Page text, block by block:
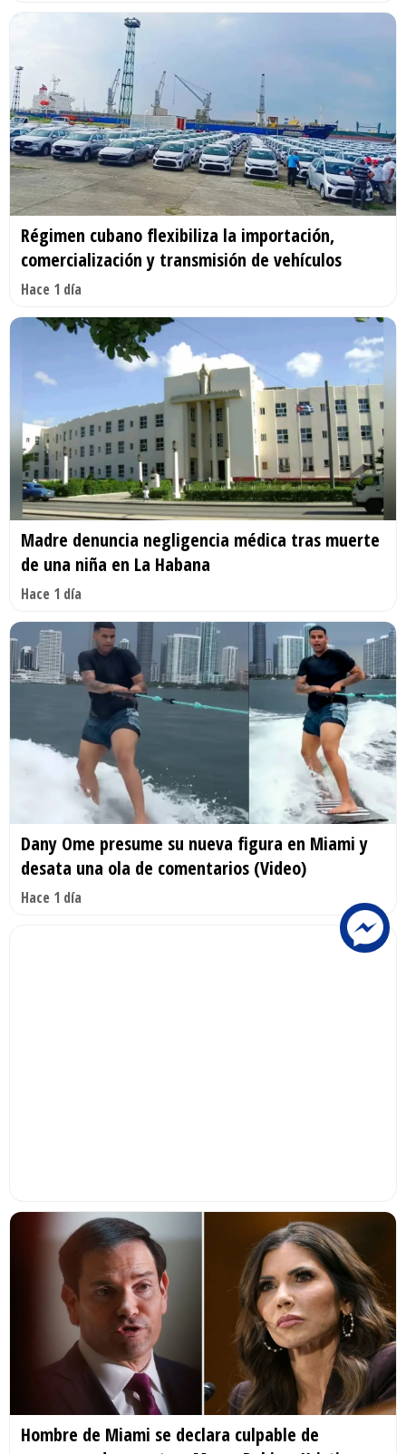
Régimen cubano flexibiliza la importación,
comercialización y transmisión de vehículos
Hace 1 día
Madre denuncia negligencia médica tras muerte
de una niña en La Habana
Hace 1 día
Dany Ome presume su nueva figura en Miami y
desata una ola de comentarios (Video)
Hace 1 día
Hombre de Miami se declara culpable de